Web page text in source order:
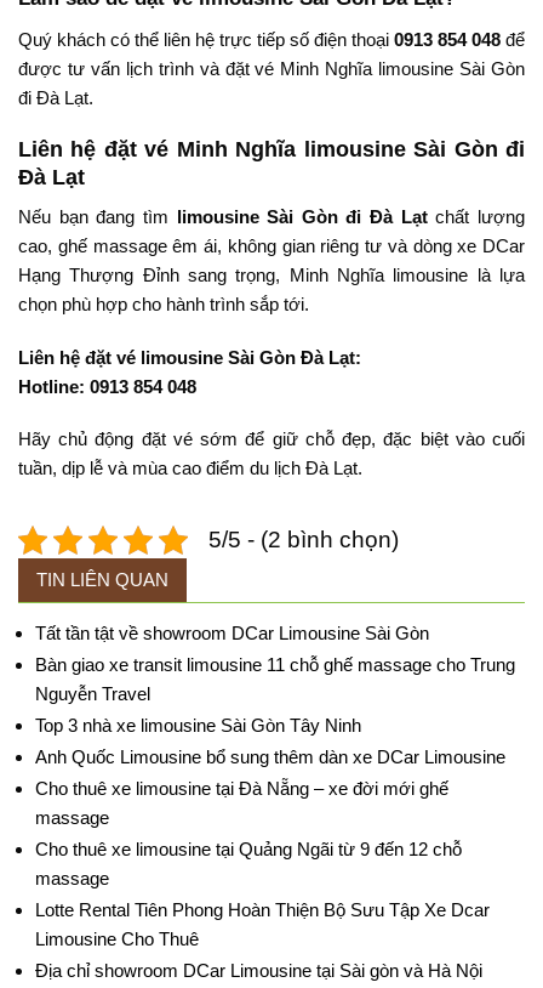
Quý khách có thể liên hệ trực tiếp số điện thoại 0913 854 048 để
được tư vấn lịch trình và đặt vé Minh Nghĩa limousine Sài Gòn
đi Đà Lạt.
Liên hệ đặt vé Minh Nghĩa limousine Sài Gòn đi
Đà Lạt
Nếu bạn đang tìm limousine Sài Gòn đi Đà Lạtchất lượng
cao, ghế massage êm ái, không gian riêng tư và dòng xe DCar
Hạng Thượng Đỉnh sang trọng, Minh Nghĩa limousine là lựa
chọn phù hợp cho hành trình sắp tới.
Liên hệ đặt vé limousine Sài Gòn Đà Lạt:
Hotline: 0913 854 048
Hãy chủ động đặt vé sớm để giữ chỗ đẹp, đặc biệt vào cuối
tuần, dịp lễ và mùa cao điểm du lịch Đà Lạt.
5/5 - (2 bình chọn)
TIN LIÊN QUAN
Tất tần tật về showroom DCar Limousine Sài Gòn
Bàn giao xe transit limousine 11 chỗ ghế massage cho Trung
Nguyễn Travel
Top 3 nhà xe limousine Sài Gòn Tây Ninh
Anh Quốc Limousine bổ sung thêm dàn xe DCar Limousine
Cho thuê xe limousine tại Đà Nẵng – xe đời mới ghế
massage
Cho thuê xe limousine tại Quảng Ngãi từ 9 đến 12 chỗ
massage
Lotte Rental Tiên Phong Hoàn Thiện Bộ Sưu Tập Xe Dcar
Limousine Cho Thuê
Địa chỉ showroom DCar Limousine tại Sài gòn và Hà Nội